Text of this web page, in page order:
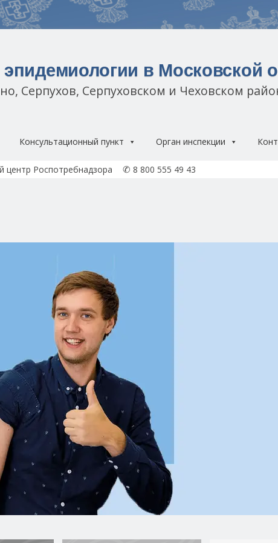
в Московской
Серпухов, Серпуховском и Чеховском
Консультационный пункт Орган инспекции
центр Роспотребнадзора ✆ 8 800 555 49 43